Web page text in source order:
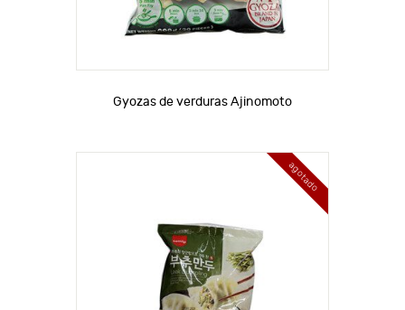
Gyozas de verduras Ajinomoto
agotado